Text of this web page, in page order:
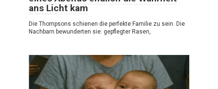
ans Licht kam
Die Thompsons schienen die perfekte Familie zu sein. Die
Nachbarn bewunderten sie: gepflegter Rasen,